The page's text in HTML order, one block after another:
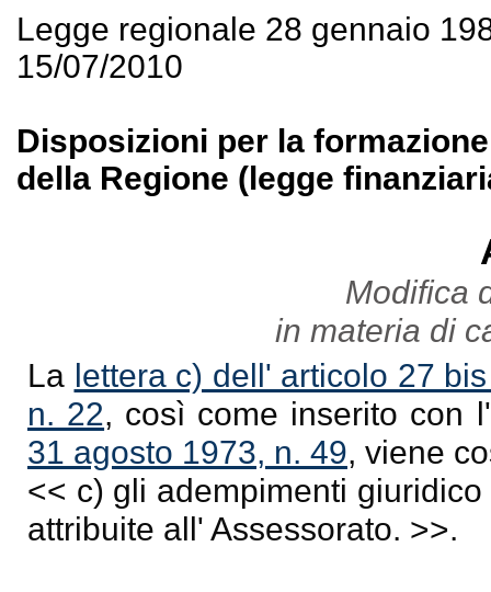
Legge regionale 28 gennaio
15/07/2010
Disposizioni per la
della Regione (legge
Modifica
in materia di
La lettera c) dell' articolo 27
n. 22, così come inserito con
31 agosto 1973, n. 49, viene
<< c) gli adempimenti
attribuite all' Assessorato. >>.